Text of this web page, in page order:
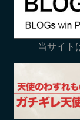
当サイト